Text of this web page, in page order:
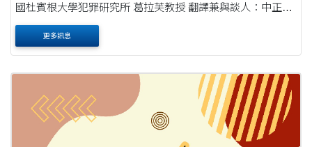
國杜賓根大學犯罪研究所 葛拉芙教授 翻譯兼與談人：中正大
學犯罪防治研究所 馬躍中教授 【場次一】 時間：
2025....
更多訊息